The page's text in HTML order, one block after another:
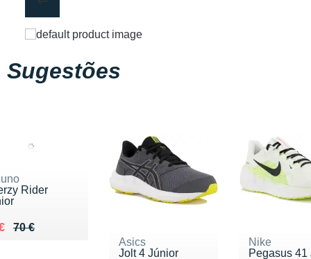
Sugestões
Rider
70 €
de 70 €
60 €
Asics
Jolt 4 Júnior
Nike
Pegasus 41